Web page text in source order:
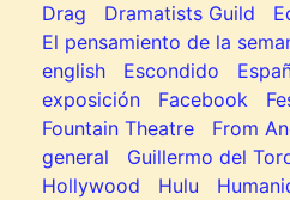
Drag
Dramatists Guild
El pensamiento de la
english
Escondido
exposición
Facebook
Fountain Theatre
From
general
Guillermo del
Hollywood
Hulu